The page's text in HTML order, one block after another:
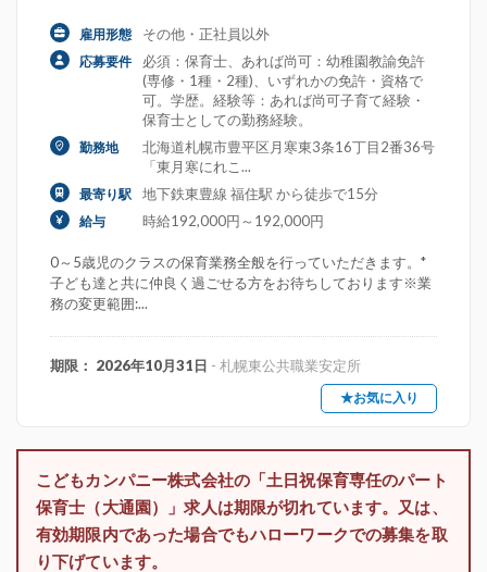
雇用形態 その他・正社員以外
応募要件
必須：保育士、あれば尚可：幼稚園教諭免許
(専修・1種・2種)、いずれかの免許・資格で
可。学歴。経験等：あれば尚可子育て経験・
保育士としての勤務経験。
勤務地
北海道札幌市豊平区月寒東3条16丁目2番36号
「東月寒にれこ...
最寄り駅 地下鉄東豊線 福住駅 から徒歩で15分
給与 時給192,000円～192,000円
0～5歳児のクラスの保育業務全般を行っていただきます。*
子ども達と共に仲良く過ごせる方をお待ちしております※業
務の変更範囲:...
期限： 2026年10月31日 - 札幌東公共職業安定所
★お気に入り
こどもカンパニー株式会社の「土日祝保育専任のパート
保育士（大通園）」求人は期限が切れています。又は、
有効期限内であった場合でもハローワークでの募集を取
り下げています。